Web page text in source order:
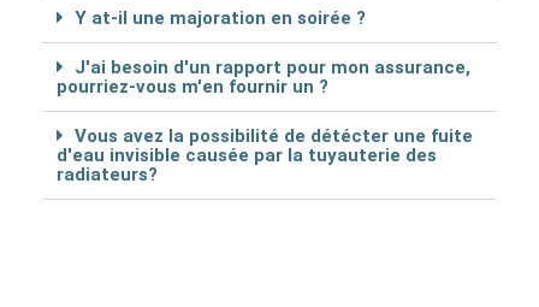
Y at-il une majoration en soirée ?
J'ai besoin d'un rapport pour mon assurance,
pourriez-vous m'en fournir un ?
Vous avez la possibilité de détécter une fuite
d'eau invisible causée par la tuyauterie des
radiateurs?